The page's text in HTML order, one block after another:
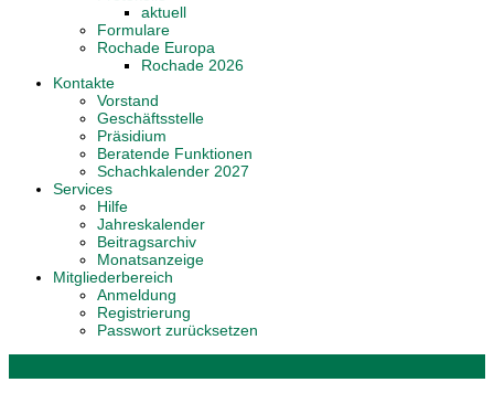
aktuell
Formulare
Rochade Europa
Rochade 2026
Kontakte
Vorstand
Geschäftsstelle
Präsidium
Beratende Funktionen
Schachkalender 2027
Services
Hilfe
Jahreskalender
Beitragsarchiv
Monatsanzeige
Mitgliederbereich
Anmeldung
Registrierung
Passwort zurücksetzen